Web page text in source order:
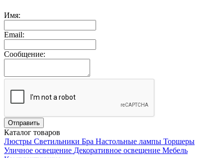
Имя:
Email:
Сообщение:
Каталог товаров
Люстры Светильники Бра Настольные лампы Торшеры
Уличное освещение Декоративное освещение Мебель